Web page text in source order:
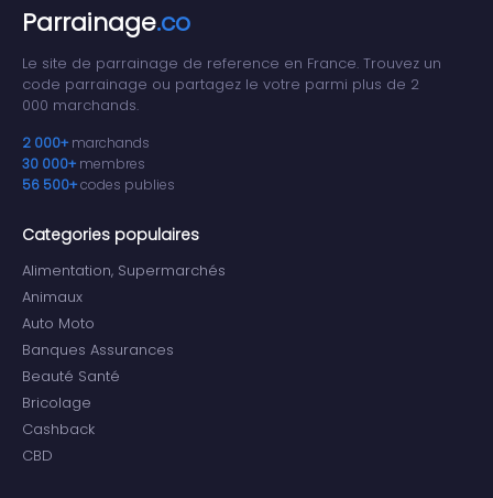
Parrainage.co
Le site de parrainage de reference en France. Trouvez un
code parrainage ou partagez le votre parmi plus de 2
000 marchands.
2 000+ marchands
30 000+ membres
56 500+codes publies
Categories populaires
Alimentation, Supermarchés
Animaux
Auto Moto
Banques Assurances
Beauté Santé
Bricolage
Cashback
CBD